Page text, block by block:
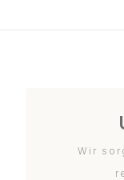
Wir